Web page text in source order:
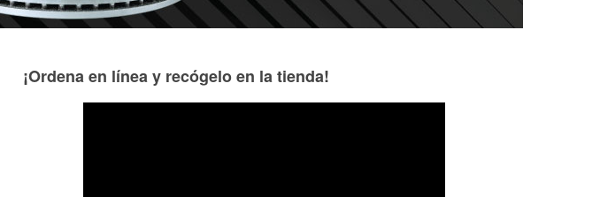
¡Ordena en línea y recógelo en la tienda!